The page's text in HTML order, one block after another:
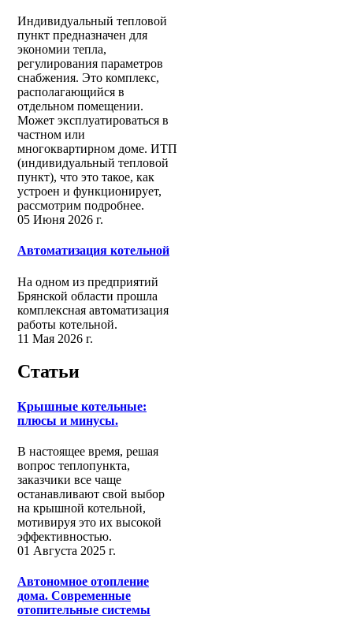
Индивидуальный тепловой
пункт предназначен для
экономии тепла,
регулирования параметров
снабжения. Это комплекс,
располагающийся в
отдельном помещении.
Может эксплуатироваться в
частном или
многоквартирном доме. ИТП
(индивидуальный тепловой
пункт), что это такое, как
устроен и функционирует,
рассмотрим подробнее.
05 Июня 2026 г.
Автоматизация котельной
На одном из предприятий
Брянской области прошла
комплексная автоматизация
работы котельной.
11 Мая 2026 г.
Статьи
Крышные котельные:
плюсы и минусы.
В настоящее время, решая
вопрос теплопункта,
заказчики все чаще
останавливают свой выбор
на крышной котельной,
мотивируя это их высокой
эффективностью.
01 Августа 2025 г.
Автономное отопление
дома. Современные
отопительные системы